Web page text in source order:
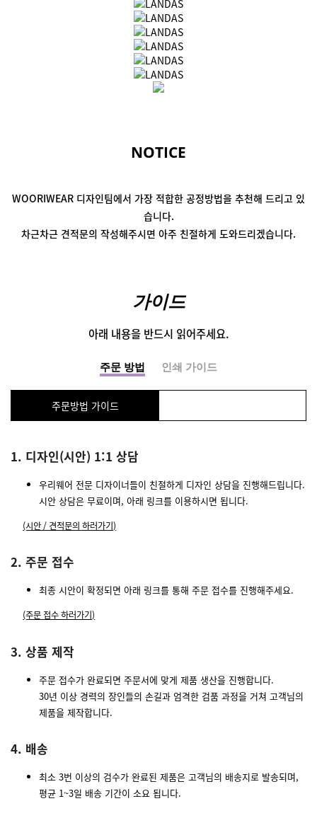
NOTICE
WOORIWEAR 디자인팀에서 가장 적합한 공정방법을 추천해 드리고 있
습니다.
차근차근 견적문의 작성해주시면 아주 친절하게 도와드리겠습니다.
가이드
아래 내용을 반드시 읽어주세요.
주문 방법 인쇄 가이드
주문방법 가이드
1. 디자인(시안) 1:1 상담
우리웨어 전문 디자이너들이 친절하게 디자인 상담을 진행해드립니다.
시안 상담은 무료이며, 아래 링크를 이용하시면 됩니다.
(시안 / 견적문의 하러가기)
2. 주문 접수
최종 시안이 확정되면 아래 링크를 통해 주문 접수를 진행해주세요.
(주문 접수 하러가기)
3. 상품 제작
주문 접수가 완료되면 주문서에 맞게 제품 생산을 진행합니다.
30년 이상 경력의 장인들의 손길과 엄격한 검품 과정을 거쳐 고객님의
제품을 제작합니다.
4. 배송
최소 3번 이상의 검수가 완료된 제품은 고객님의 배송지로 발송되며,
평균 1~3일 배송 기간이 소요 됩니다.